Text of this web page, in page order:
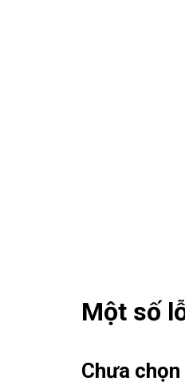
Một số
Chưa